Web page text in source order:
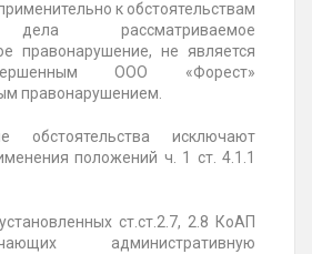
к обстоятельствам
рассматриваемое
правонарушение, не является
ООО «Форест»
правонарушением.
обстоятельства исключают
положений ч. 1 ст. 4.1.1
ст.ст.2.7, 2.8 КоАП
административную